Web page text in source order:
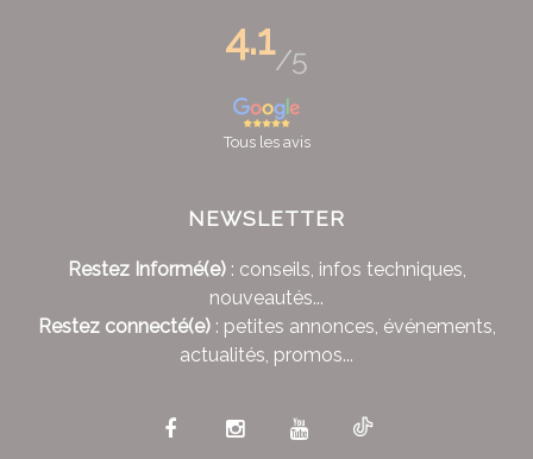
4.1/5
Tous les avis
NEWSLETTER
Restez Informé(e): conseils, infos techniques,
nouveautés...
Restez connecté(e): petites annonces, événements,
actualités, promos...